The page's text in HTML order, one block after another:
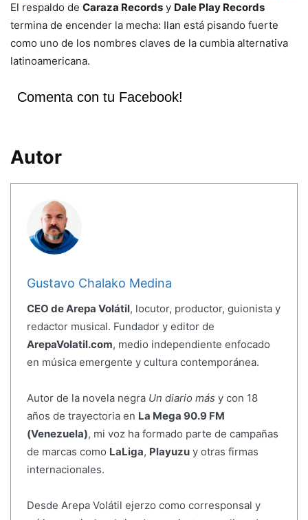
El respaldo de Caraza Records y Dale Play Records
termina de encender la mecha: Ilan está pisando fuerte
como uno de los nombres claves de la cumbia alternativa
latinoamericana.
Comenta con tu Facebook!
Autor
Gustavo Chalako Medina
CEO de Arepa Volátil, locutor, productor, guionista y
redactor musical. Fundador y editor de
ArepaVolatil.com, medio independiente enfocado
en música emergente y cultura contemporánea.
Autor de la novela negra Un diario más y con 18
años de trayectoria en La Mega 90.9 FM
(Venezuela), mi voz ha formado parte de campañas
de marcas como LaLiga, Playuzuy otras firmas
internacionales.
Desde Arepa Volátil ejerzo como corresponsal y